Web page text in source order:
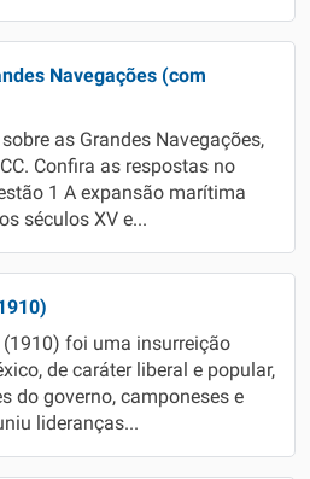
Navegações (com
as Grandes Navegações,
Confira as respostas no
1 A expansão marítima
séculos XV e...
foi uma insurreição
de caráter liberal e popular,
do governo, camponeses e
lideranças...